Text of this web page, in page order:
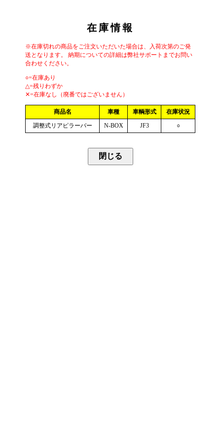
在庫情報
※在庫切れの商品をご注文いただいた場合は、入荷次第のご発
送となります。 納期についての詳細は弊社サポートまでお問い
合わせください。
○=在庫あり
△=残りわずか
✕=在庫なし（廃番ではございません）
商品名 車種 車輌形式
在庫状況
調整式リアピラーバー
N-BOX JF3 ○